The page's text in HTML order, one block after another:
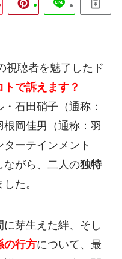
視聴者を魅了したド
で訴えます？
石田硝子（通称：
岡佳男（通称：羽
ーテインメント
ながら、二人の独特
た。
芽生えた絆、そし
の行方について、最